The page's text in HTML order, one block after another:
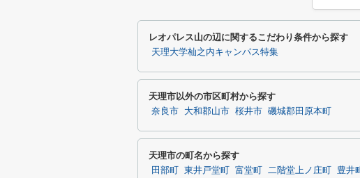
レオパレス山の辺に関するこだわり条件から探す
天理大学杣之内キャンパス特集
天理市以外の市区町村から探す
奈良市 大和郡山市 桜井市 磯城郡田原本町
天理市の町名から探す
田部町 東井戸堂町 富堂町 二階堂上ノ庄町 豊井町